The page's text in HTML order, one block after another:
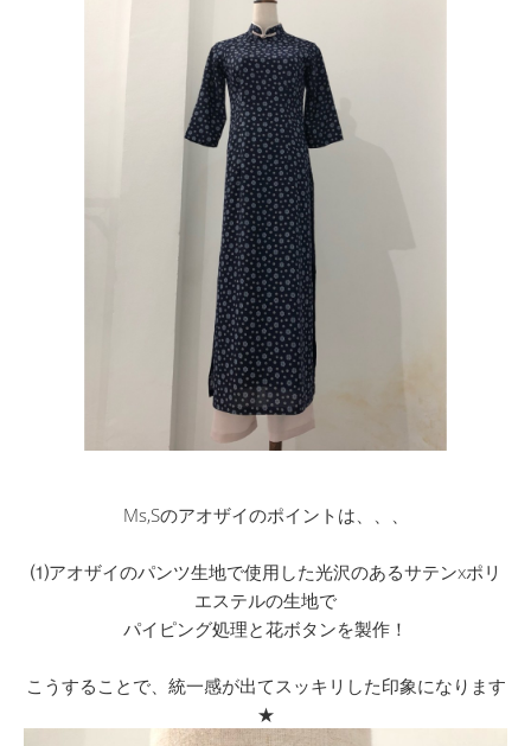
Ms,Sのアオザイのポイントは、、、
⑴アオザイのパンツ生地で使用した光沢のあるサテンxポリ
エステルの生地で
パイピング処理と花ボタンを製作！
こうすることで、統一感が出てスッキリした印象になります
★